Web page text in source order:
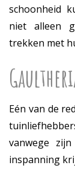
schoonheid
niet alleen
trekken met
Eén van de
vanwege
inspanning